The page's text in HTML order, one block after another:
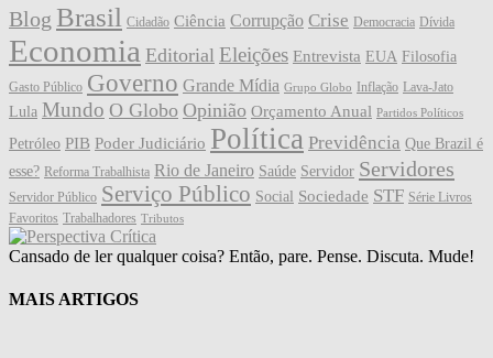
Blog Brasil Cidadão Ciência Corrupção Crise Democracia Dívida
Economia Editorial Eleições Entrevista EUA Filosofia
Gasto Público Governo Grande Mídia Grupo Globo Inflação Lava-Jato
Lula Mundo O Globo Opinião Orçamento Anual Partidos Políticos
Petróleo PIB Poder Judiciário Política Previdência Que Brazil é
esse? Reforma Trabalhista Rio de Janeiro Saúde Servidor Servidores
Servidor Público Serviço Público Social Sociedade STF Série Livros
Favoritos Trabalhadores Tributos
Cansado de ler qualquer coisa? Então, pare. Pense. Discuta. Mude!
MAIS ARTIGOS